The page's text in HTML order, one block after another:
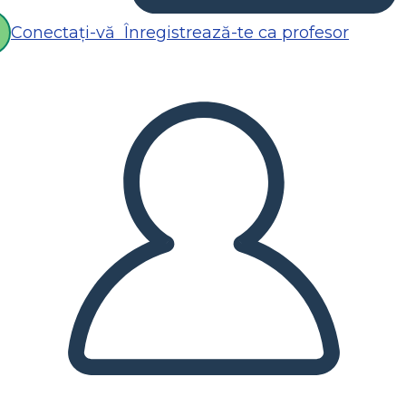
Conectați-vă Înregistrează-te ca profesor